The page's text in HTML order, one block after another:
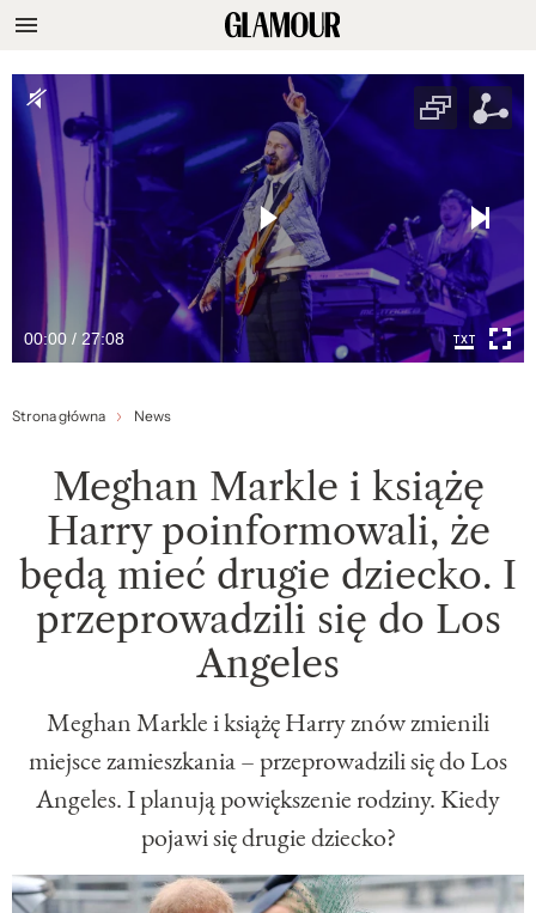
00:00 / 27:08
Strona główna News
Meghan Markle i książę
Harry poinformowali, że
będą mieć drugie dziecko. I
przeprowadzili się do Los
Angeles
Meghan Markle i książę Harry znów zmienili
miejsce zamieszkania – przeprowadzili się do Los
Angeles. I planują powiększenie rodziny. Kiedy
pojawi się drugie dziecko?